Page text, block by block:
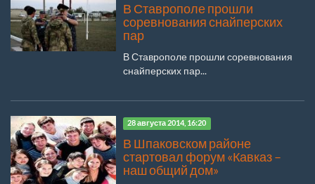
В Ставрополе прошли
соревнования снайперских
пар
В Ставрополе прошли соревнования
снайперских пар...
28 августа 2014, 16:20
В Шпаковском районе
стартовал форум «Кавказ –
наш общий дом»